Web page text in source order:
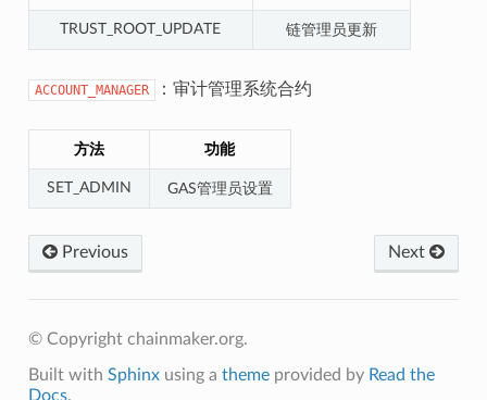
TRUST_ROOT_UPDATE 链管理员更新
ACCOUNT_MANAGER ：审计管理系统合约
方法 功能
SET_ADMIN GAS管理员设置
Previous Next
© Copyright chainmaker.org.
Built with Sphinxusing a themeprovided by Read the
Docs.